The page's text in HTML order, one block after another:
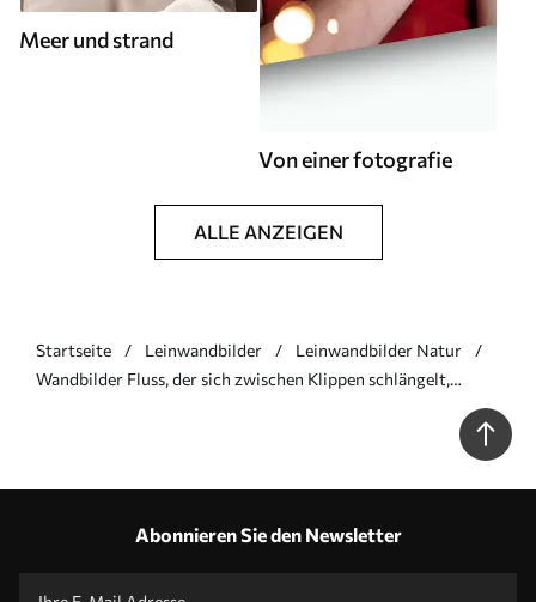
Meer und strand
Von einer fotografie
ALLE ANZEIGEN
Startseite Leinwandbilder
Leinwandbilder Natur
Wandbilder Fluss, der sich zwischen Klippen schlängelt,
Abonnieren Sie den Newsletter